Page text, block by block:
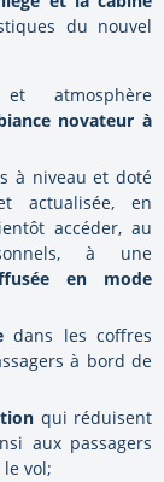
du nouvel
atmosphère
novateur à
à niveau et doté
actualisée, en
accéder, au
à une
en mode
dans les coffres
à bord de
qui réduisent
aux passagers
vol;